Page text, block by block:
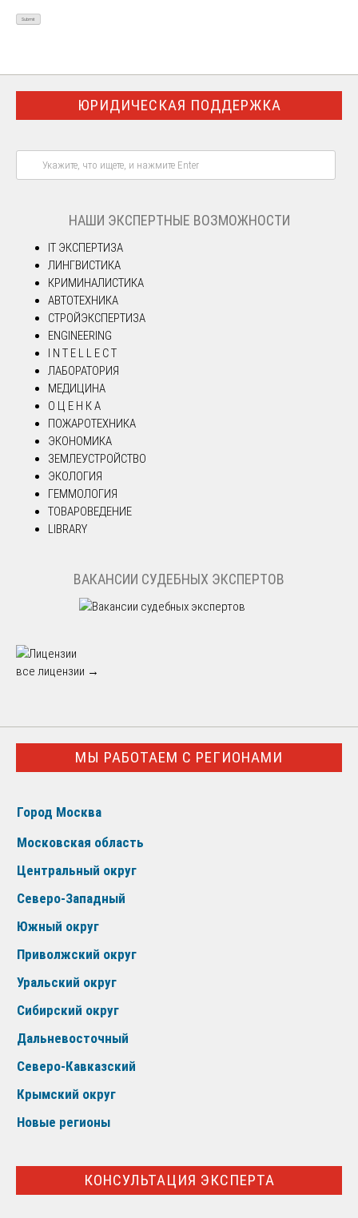
ЮРИДИЧЕСКАЯ ПОДДЕРЖКА
НАШИ ЭКСПЕРТНЫЕ ВОЗМОЖНОСТИ
IT ЭКСПЕРТИЗА
ЛИНГВИСТИКА
КРИМИНАЛИСТИКА
АВТОТЕХНИКА
СТРОЙЭКСПЕРТИЗА
ENGINEERING
I N T E L L E C T
ЛАБОРАТОРИЯ
МЕДИЦИНА
О Ц Е Н К А
ПОЖАРОТЕХНИКА
ЭКОНОМИКА
ЗЕМЛЕУСТРОЙСТВО
ЭКОЛОГИЯ
ГЕММОЛОГИЯ
ТОВАРОВЕДЕНИЕ
LIBRARY
ВАКАНСИИ СУДЕБНЫХ ЭКСПЕРТОВ
все лицензии →
МЫ РАБОТАЕМ С РЕГИОНАМИ
Город Москва
Московская область
Центральный округ
Северо-Западный
Южный округ
Приволжский округ
Уральский округ
Сибирский округ
Дальневосточный
Северо-Кавказский
Крымский округ
Новые регионы
КОНСУЛЬТАЦИЯ ЭКСПЕРТА